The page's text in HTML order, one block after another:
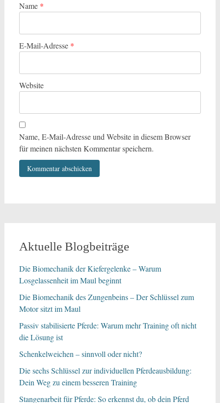
Name *
E-Mail-Adresse *
Website
Name, E-Mail-Adresse und Website in diesem Browser
für meinen nächsten Kommentar speichern.
Aktuelle Blogbeiträge
Die Biomechanik der Kiefergelenke – Warum
Losgelassenheit im Maul beginnt
Die Biomechanik des Zungenbeins – Der Schlüssel zum
Motor sitzt im Maul
Passiv stabilisierte Pferde: Warum mehr Training oft nicht
die Lösung ist
Schenkelweichen – sinnvoll oder nicht?
Die sechs Schlüssel zur individuellen Pferdeausbildung:
Dein Weg zu einem besseren Training
Stangenarbeit für Pferde: So erkennst du, ob dein Pferd